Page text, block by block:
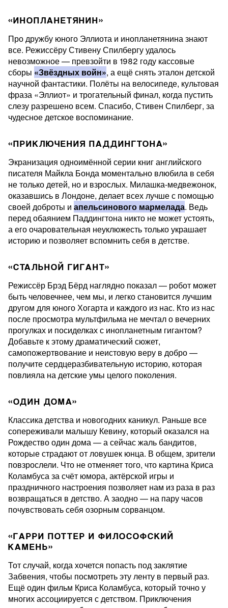
«ИНОПЛАНЕТЯНИН»
Про дружбу юного Эллиота и инопланетянина знают
все. Режиссёру Стивену Спилбергу удалось
невозможное — превзойти в 1982 году кассовые
сборы «Звёздных войн», а ещё снять эталон детской
научной фантастики. Полёты на велосипеде, культовая
фраза «Эллиот» и трогательный финал, когда пустить
слезу разрешено всем. Спасибо, Стивен Спилберг, за
чудесное детское воспоминание.
«ПРИКЛЮЧЕНИЯ ПАДДИНГТОНА»
Экранизация одноимённой серии книг английского
писателя Майкла Бонда моментально влюбила в себя
не только детей, но и взрослых. Милашка-медвежонок,
оказавшись в Лондоне, делает всех лучше с помощью
своей доброты и апельсинового мармелада. Ведь
перед обаянием Паддингтона никто не может устоять,
а его очаровательная неуклюжесть только украшает
историю и позволяет вспомнить себя в детстве.
«СТАЛЬНОЙ ГИГАНТ»
Режиссёр Брэд Бёрд наглядно показал — робот может
быть человечнее, чем мы, и легко становится лучшим
другом для юного Хогарта и каждого из нас. Кто из нас
после просмотра мультфильма не мечтал о вечерних
прогулках и посиделках с инопланетным гигантом?
Добавьте к этому драматический сюжет,
самопожертвование и неистовую веру в добро —
получите сердцеразбивательную историю, которая
повлияла на детские умы целого поколения.
«ОДИН ДОМА»
Классика детства и новогодних каникул. Раньше все
сопереживали малышу Кевину, который оказался на
Рождество один дома — а сейчас жаль бандитов,
которые страдают от ловушек юнца. В общем, зрители
повзрослели. Что не отменяет того, что картина Криса
Коламбуса за счёт юмора, актёрской игры и
праздничного настроения позволяет нам из раза в раз
возвращаться в детство. А заодно — на пару часов
почувствовать себя озорным сорванцом.
«ГАРРИ ПОТТЕР И ФИЛОСОФСКИЙ
КАМЕНЬ»
Тот случай, когда хочется попасть под заклятие
Забвения, чтобы посмотреть эту ленту в первый раз.
Ещё один фильм Криса Коламбуса, который точно у
многих ассоциируется с детством. Приключения